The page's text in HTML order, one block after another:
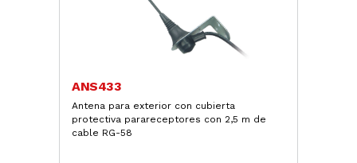
ANS433
Antena para exterior con cubierta
protectiva parareceptores con 2,5 m de
cable RG-58